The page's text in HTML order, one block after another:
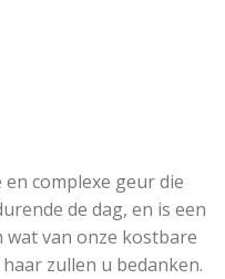
complexe geur die
de dag, en is een
wat van onze kostbare
zullen u bedanken.